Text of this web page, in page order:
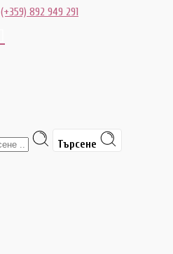
(+359) 892 949 291
Търсене